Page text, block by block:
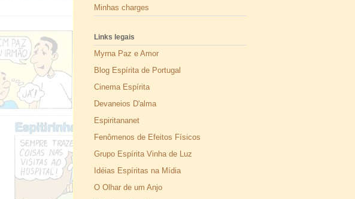
Minhas charges
Links legais
Myrna Paz e Amor
Blog Espírita de Portugal
Cinema Espírita
Devaneios D'alma
Espiritananet
Fenômenos de Efeitos Físicos
Grupo Espírita Vinha de Luz
Idéias Espíritas na Mídia
O Olhar de um Anjo